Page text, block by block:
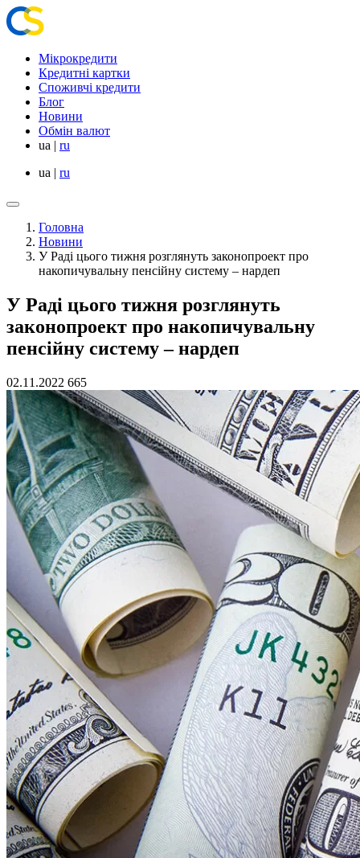
Мікрокредити
Кредитні картки
Споживчі кредити
Блог
Новини
Обмін валют
ua | ru
ua | ru
Головна
Новини
У Раді цього тижня розглянуть законопроект про
накопичувальну пенсійну систему – нардеп
У Раді цього тижня розглянуть
законопроект про накопичувальну
пенсійну систему – нардеп
02.11.2022 665